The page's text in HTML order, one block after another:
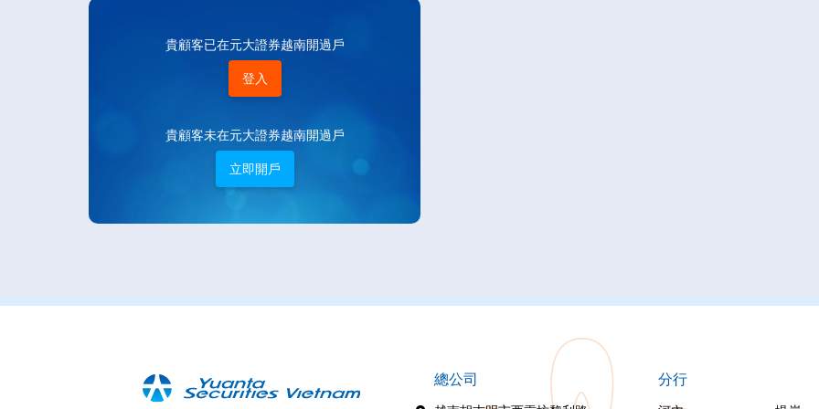
貴顧客已在元大證券越南開過戶
登入
貴顧客未在元大證券越南開過戶
立即開戶
總公司 分行